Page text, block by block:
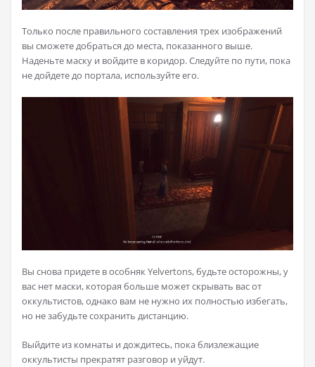
Только после правильного составления трех изображений
вы сможете добраться до места, показанного выше.
Наденьте маску и войдите в коридор. Следуйте по пути, пока
не дойдете до портала, используйте его.
Вы снова придете в особняк Yelvertons, будьте осторожны, у
вас нет маски, которая больше может скрывать вас от
оккультистов, однако вам не нужно их полностью избегать,
но не забудьте сохранить дистанцию.
Выйдите из комнаты и дождитесь, пока близлежащие
оккультисты прекратят разговор и уйдут.